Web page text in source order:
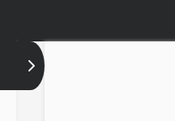
Ukryj spis treści